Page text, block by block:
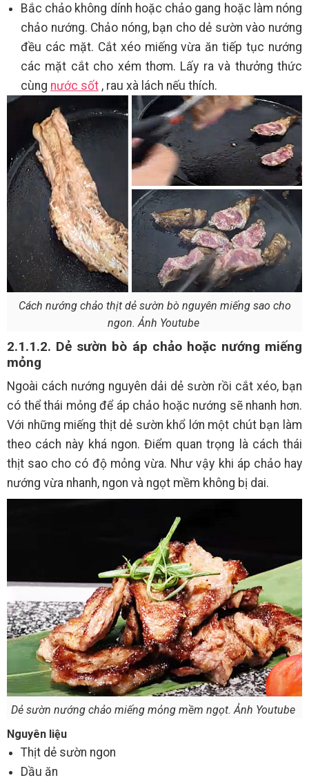
Bắc chảo không dính hoặc chảo gang hoặc làm nóng
chảo nướng. Chảo nóng, bạn cho dẻ sườn vào nướng
đều các mặt. Cắt xéo miếng vừa ăn tiếp tục nướng
các mặt cắt cho xém thơm. Lấy ra và thưởng thức
cùng nước sốt , rau xà lách nếu thích.
Cách nướng chảo thịt dẻ sườn bò nguyên miếng sao cho
ngon. Ảnh Youtube
2.1.1.2. Dẻ sườn bò áp chảo hoặc nướng miếng
mỏng
Ngoài cách nướng nguyên dải dẻ sườn rồi cắt xéo, bạn
có thể thái mỏng để áp chảo hoặc nướng sẽ nhanh hơn.
Với những miếng thịt dẻ sườn khổ lớn một chút bạn làm
theo cách này khá ngon. Điểm quan trọng là cách thái
thịt sao cho có độ mỏng vừa. Như vậy khi áp chảo hay
nướng vừa nhanh, ngon và ngọt mềm không bị dai.
Dẻ sườn nướng chảo miếng mỏng mềm ngọt. Ảnh Youtube
Nguyên liệu
Thịt dẻ sườn ngon
Dầu ăn